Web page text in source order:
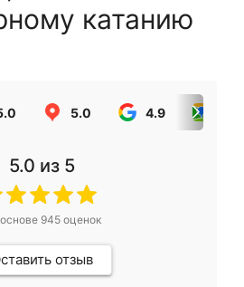
катанию
5.0 4.9
5.0 из 5
945оценок
отзыв